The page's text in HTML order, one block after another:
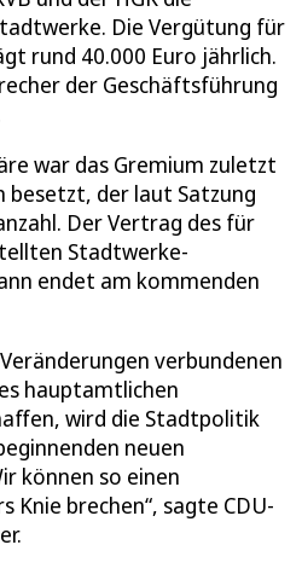
Die Vergütung für
rund 40.000 Euro jährlich.
der Geschäftsführung
war das Gremium zuletzt
der laut Satzung
Der Vertrag des für
Stadtwerke-
endet am kommenden
verbundenen
hauptamtlichen
wird die Stadtpolitik
neuen
können so einen
Knie brechen“, sagte CDU-